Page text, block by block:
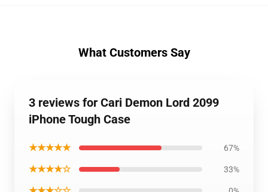
What Customers Say
3 reviews for Cari Demon Lord 2099
iPhone Tough Case
★★★★★ 67%
★★★★☆ 33%